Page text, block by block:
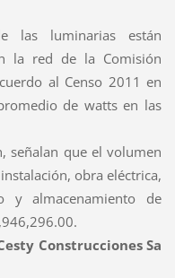
las luminarias están
la red de la Comisión
al Censo 2011 en
de watts en las
señalan que el volumen
obra eléctrica,
y almacenamiento de
ConstruccionesSa